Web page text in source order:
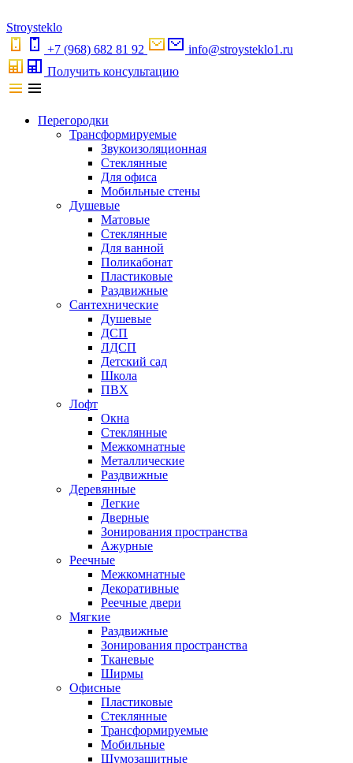
Stroysteklo
+7 (968) 682 81 92
info@stroysteklo1.ru
Получить консультацию
Перегородки
Трансформируемые
Звукоизоляционная
Стеклянные
Для офиса
Мобильные стены
Душевые
Матовые
Стеклянные
Для ванной
Поликабонат
Пластиковые
Раздвижные
Сантехнические
Душевые
ДСП
ЛДСП
Детский сад
Школа
ПВХ
Лофт
Окна
Стеклянные
Межкомнатные
Металлические
Раздвижные
Деревянные
Легкие
Дверные
Зонирования пространства
Ажурные
Реечные
Межкомнатные
Декоративные
Реечные двери
Мягкие
Раздвижные
Зонирования пространства
Тканевые
Ширмы
Офисные
Пластиковые
Стеклянные
Трансформируемые
Мобильные
Шумозащитные